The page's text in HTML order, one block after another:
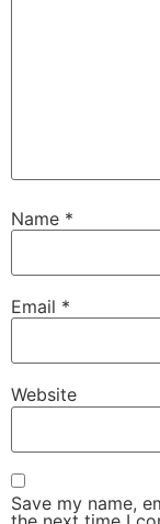
Name *
Email *
Website
Save my name,